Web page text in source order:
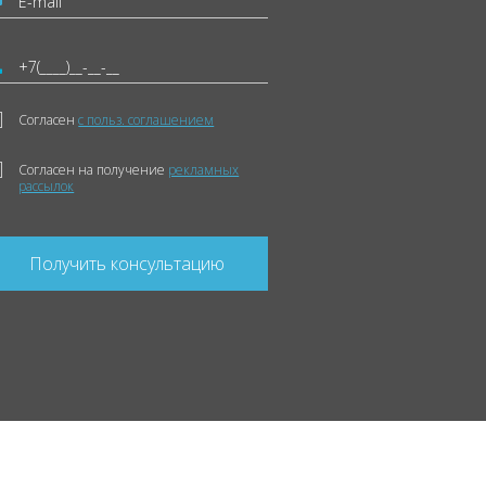
Согласенс польз. соглашением
Согласен на получение рекламных
рассылок
Получить консультацию